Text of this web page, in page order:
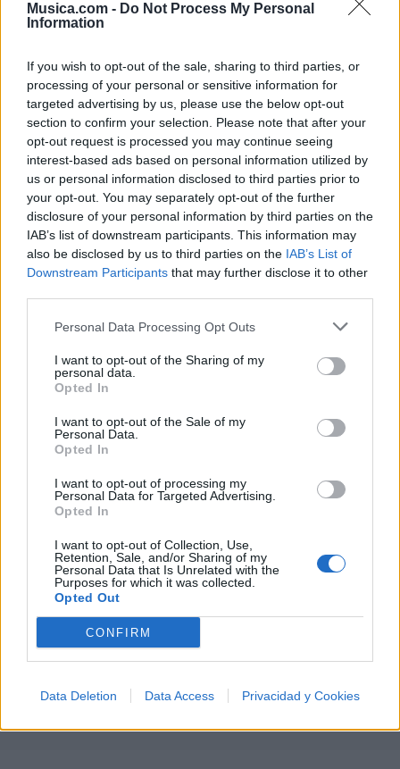
Musica.com - Do Not Process My Personal
Information
If you wish to opt-out of the sale, sharing to third parties, or
processing of your personal or sensitive information for
targeted advertising by us, please use the below opt-out
section to confirm your selection. Please note that after your
opt-out request is processed you may continue seeing
interest-based ads based on personal information utilized by
us or personal information disclosed to third parties prior to
your opt-out. You may separately opt-out of the further
disclosure of your personal information by third parties on the
IAB’s list of downstream participants. This information may
also be disclosed by us to third parties on the IAB’s List of
Downstream Participants that may further disclose it to other
Personal Data Processing Opt Outs
I want to opt-out of the Sharing of my
personal data.
Opted In
I want to opt-out of the Sale of my
Personal Data.
Opted In
I want to opt-out of processing my
Personal Data for Targeted Advertising.
Opted In
I want to opt-out of Collection, Use,
Retention, Sale, and/or Sharing of my
Personal Data that Is Unrelated with the
Purposes for which it was collected.
Opted Out
CONFIRM
Data Deletion Data Access Privacidad y Cookies
Añadir un comentario ...
🪐🚀 Canciones para Ver las Estrellas:
Psicodelia y Space Rock 🎸✨
🌌🚀 Viaje intergaláctico: la mejor selección de
psicodelia, space rock y atmósferas cósmicas para
tus noches de astronomía. 🪐🎸 Desconecta, mira
al firmamento y siente la gravedad cero. 💾 ¡Guarda
esta colección para tu próxima noche estrellada!
B C D K
Z #